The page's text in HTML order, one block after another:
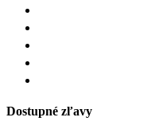
Dostupné zľavy